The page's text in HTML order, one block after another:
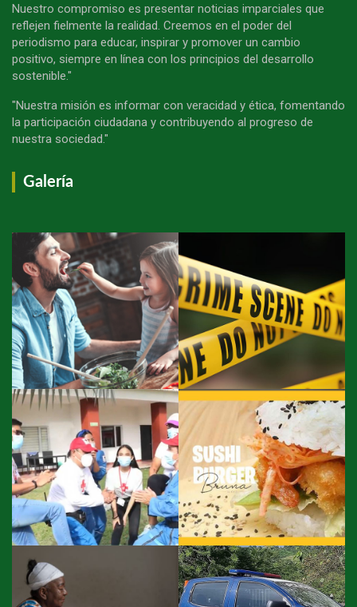
Nuestro compromiso es presentar noticias imparciales que
reflejen fielmente la realidad. Creemos en el poder del
periodismo para educar, inspirar y promover un cambio
positivo, siempre en línea con los principios del desarrollo
sostenible."
"Nuestra misión es informar con veracidad y ética, fomentando
la participación ciudadana y contribuyendo al progreso de
nuestra sociedad."
Galería